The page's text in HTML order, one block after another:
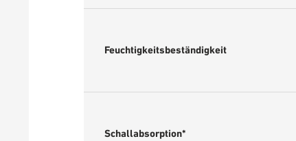
Feuchtigkeitsbeständigkeit
Schallabsorption*